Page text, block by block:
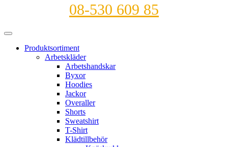
08-530 609 85
Produktsortiment
Arbetskläder
Arbetshandskar
Byxor
Hoodies
Jackor
Overaller
Shorts
Sweatshirt
T-Shirt
Klädtillbehör